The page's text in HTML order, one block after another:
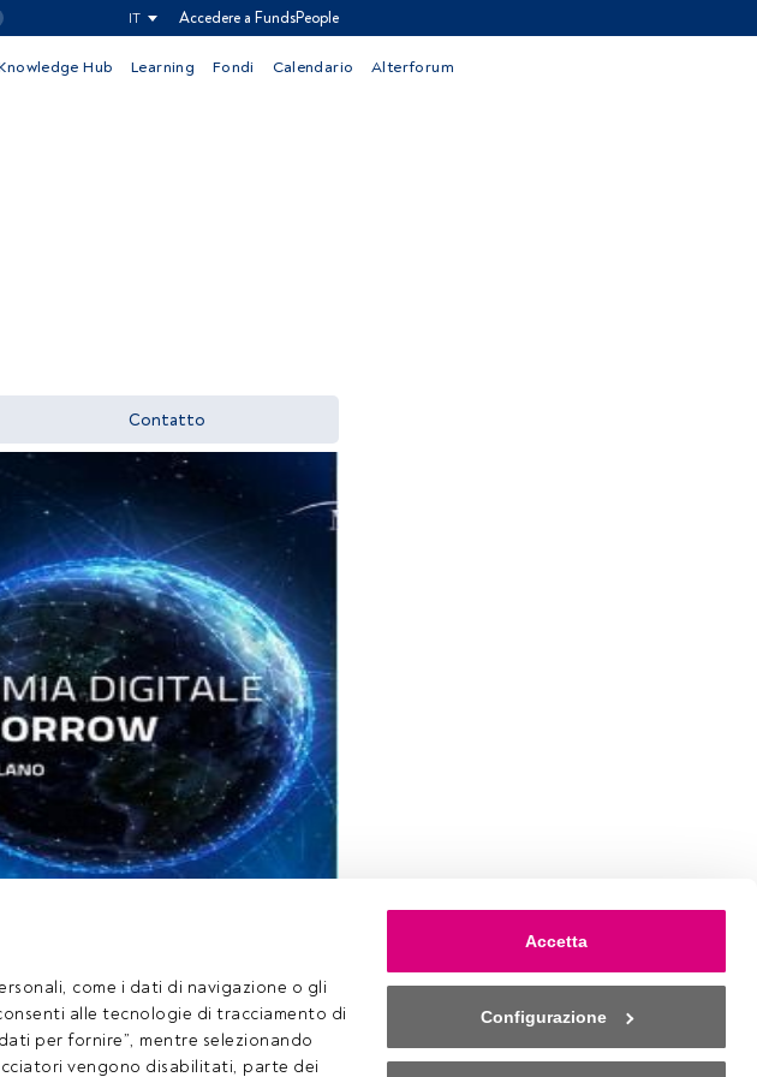
come i dati di navigazione o gli
alle tecnologie di tracciamento di
per fornire”, mentre selezionando
vengono disabilitati, parte dei
Accetta
Configurazione
IT Accedere a FundsPeople
Hub Learning Fondi Calendario Alterforum
Contatto
Se sei già registrato, accedi